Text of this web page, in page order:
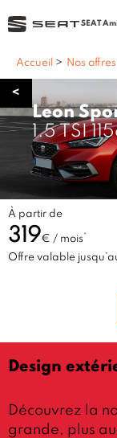
SEAT
Accueil > Nos
<
Leon
1.5 TSI
À partir de
319€ / mois*
Offre valable
Design
Découvrez la
grande, plus